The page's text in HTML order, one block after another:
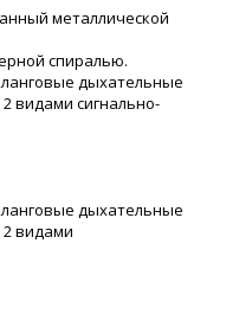
металлической
спиралью.
дыхательные
видами сигнально-
дыхательные
2 видами